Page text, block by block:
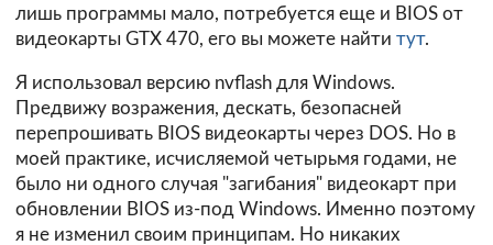
лишь программы мало, потребуется еще и BIOS от
видеокарты GTX 470, его вы можете найти тут.
Я использовал версию nvflash для Windows.
Предвижу возражения, дескать, безопасней
перепрошивать BIOS видеокарты через DOS. Но в
моей практике, исчисляемой четырьмя годами, не
было ни одного случая "загибания" видеокарт при
обновлении BIOS из-под Windows. Именно поэтому
я не изменил своим принципам. Но никаких